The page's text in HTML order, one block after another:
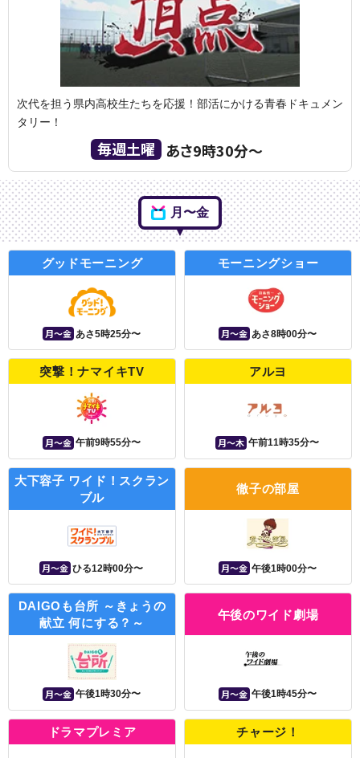
次代を担う県内高校生たちを応援！部活にかける青春ドキュメン
タリー！
毎週土曜 あさ9時30分〜
月〜金
グッドモーニング
月〜金 あさ5時25分〜
モーニングショー
月〜金 あさ8時00分〜
突撃！ナマイキTV
月〜金 午前9時55分〜
アルヨ
月〜木 午前11時35分〜
大下容子 ワイド！スクラン
ブル
月〜金 ひる12時00分〜
徹子の部屋
月〜金 午後1時00分〜
DAIGOも台所 ～きょうの
献立 何にする？～
月〜金 午後1時30分〜
午後のワイド劇場
月〜金 午後1時45分〜
ドラマプレミア チャージ！